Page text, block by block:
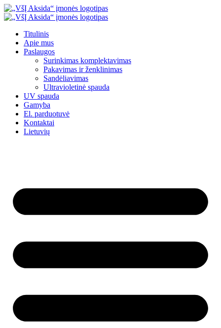
Eiti
prie
Titulinis
Apie mus
Paslaugos
Surinkimas komplektavimas
Pakavimas ir ženklinimas
Sandėliavimas
Ultravioletinė spauda
UV spauda
Gamyba
El. parduotuvė
Kontaktai
Lietuvių